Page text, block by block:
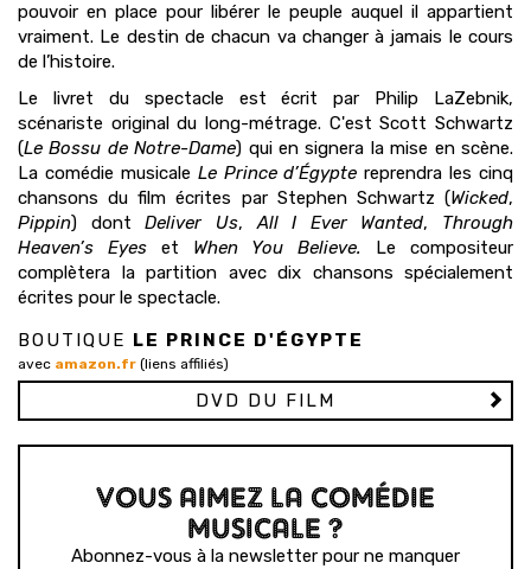
pouvoir en place pour libérer le peuple auquel il appartient
vraiment. Le destin de chacun va changer à jamais le cours
de l’histoire.
Le livret du spectacle est écrit par Philip LaZebnik,
scénariste original du long-métrage. C'est Scott Schwartz
(Le Bossu de Notre-Dame) qui en signera la mise en scène.
La comédie musicale Le Prince d’Égypte reprendra les cinq
chansons du film écrites par Stephen Schwartz (Wicked,
Pippin) dontDeliver Us,All I Ever Wanted, Through
Heaven’s Eyes et When You Believe. Le compositeur
complètera la partition avec dix chansons spécialement
écrites pour le spectacle.
BOUTIQUE LE PRINCE D'ÉGYPTE
avec amazon.fr (liens affiliés)
DVD DU FILM
VOUS AIMEZ LA COMÉDIE
MUSICALE ?
Abonnez-vous à la newsletter pour ne manquer